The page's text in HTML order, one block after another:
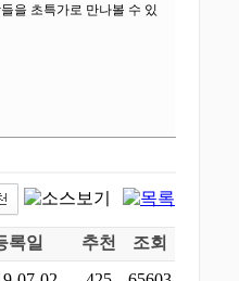
을 초특가로 만나볼 수 있
록일 추천
조회